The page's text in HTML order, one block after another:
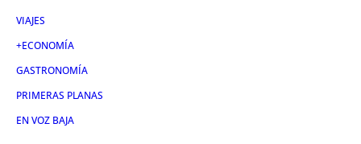
VIAJES
+ECONOMÍA
GASTRONOMÍA
PRIMERAS PLANAS
EN VOZ BAJA